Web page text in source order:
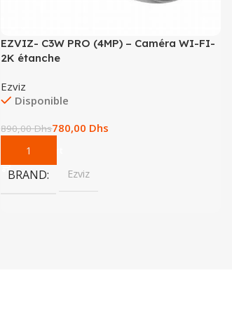
EZVIZ- C3W PRO (4MP) – Caméra WI-FI-
2K étanche
Ezviz
Disponible
890,00Dhs780,00 Dhs
Add To Cart
BRAND Ezviz